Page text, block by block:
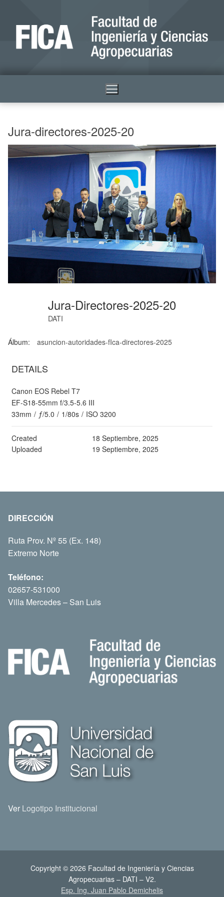
Jura-directores-2025-20
Jura-Directores-2025-20
DATI
Álbum: asuncion-autoridades-fIca-directores-2025
DETAILS
Canon EOS Rebel T7
EF-S18-55mm f/3.5-5.6 III
33mm / ƒ/5.0 / 1/80s / ISO 3200
Created
18 Septiembre, 2025
Uploaded
19 Septiembre, 2025
DIRECCIÓN
Ruta Prov. Nº 55 (Ex. 148)
Extremo Norte
Teléfono:
02657-531000
Villa Mercedes – San Luis
Ver Logotipo Institucional
Copyright © 2026 Facultad de Ingeniería y Ciencias
Agropecuarias – DATI – V2.
Esp. Ing. Juan Pablo Demichelis